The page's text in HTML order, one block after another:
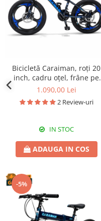
Bicicletă Caraiman, roți 20
inch, cadru oțel, frâne pe
disc, cameleon
1.090,00 Lei
2 Review-uri
IN STOC
ADAUGA IN COS
-5%